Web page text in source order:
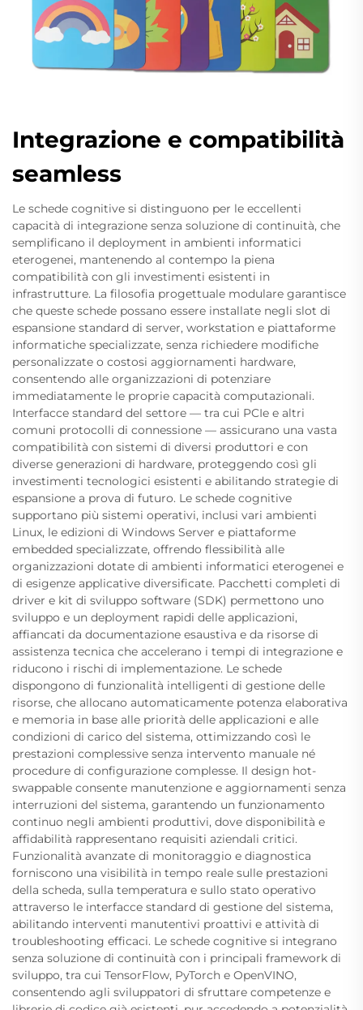
Integrazione e compatibilità
seamless
Le schede cognitive si distinguono per le eccellenti
capacità di integrazione senza soluzione di continuità, che
semplificano il deployment in ambienti informatici
eterogenei, mantenendo al contempo la piena
compatibilità con gli investimenti esistenti in
infrastrutture. La filosofia progettuale modulare garantisce
che queste schede possano essere installate negli slot di
espansione standard di server, workstation e piattaforme
informatiche specializzate, senza richiedere modifiche
personalizzate o costosi aggiornamenti hardware,
consentendo alle organizzazioni di potenziare
immediatamente le proprie capacità computazionali.
Interfacce standard del settore — tra cui PCIe e altri
comuni protocolli di connessione — assicurano una vasta
compatibilità con sistemi di diversi produttori e con
diverse generazioni di hardware, proteggendo così gli
investimenti tecnologici esistenti e abilitando strategie di
espansione a prova di futuro. Le schede cognitive
supportano più sistemi operativi, inclusi vari ambienti
Linux, le edizioni di Windows Server e piattaforme
embedded specializzate, offrendo flessibilità alle
organizzazioni dotate di ambienti informatici eterogenei e
di esigenze applicative diversificate. Pacchetti completi di
driver e kit di sviluppo software (SDK) permettono uno
sviluppo e un deployment rapidi delle applicazioni,
affiancati da documentazione esaustiva e da risorse di
assistenza tecnica che accelerano i tempi di integrazione e
riducono i rischi di implementazione. Le schede
dispongono di funzionalità intelligenti di gestione delle
risorse, che allocano automaticamente potenza elaborativa
e memoria in base alle priorità delle applicazioni e alle
condizioni di carico del sistema, ottimizzando così le
prestazioni complessive senza intervento manuale né
procedure di configurazione complesse. Il design hot-
swappable consente manutenzione e aggiornamenti senza
interruzioni del sistema, garantendo un funzionamento
continuo negli ambienti produttivi, dove disponibilità e
affidabilità rappresentano requisiti aziendali critici.
Funzionalità avanzate di monitoraggio e diagnostica
forniscono una visibilità in tempo reale sulle prestazioni
della scheda, sulla temperatura e sullo stato operativo
attraverso le interfacce standard di gestione del sistema,
abilitando interventi manutentivi proattivi e attività di
troubleshooting efficaci. Le schede cognitive si integrano
senza soluzione di continuità con i principali framework di
sviluppo, tra cui TensorFlow, PyTorch e OpenVINO,
consentendo agli sviluppatori di sfruttare competenze e